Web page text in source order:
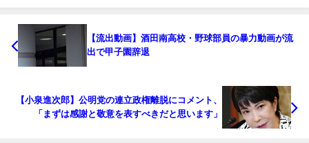
【流出動画】酒田南高校・野球部員の暴力動画が流
出で甲子園辞退
【小泉進次郎】公明党の連立政権離脱にコメント、
「まずは感謝と敬意を表すべきだと思います」